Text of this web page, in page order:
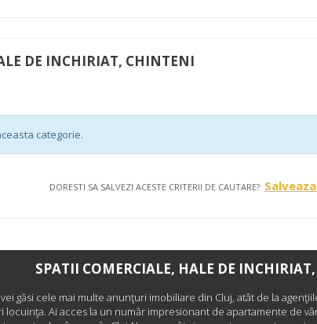
DE INCHIRIAT, CHINTENI
categorie.
DORESTI SA SALVEZI ACESTE CRITERII DE CAUTARE?
SPATII COMERCIALE, HALE DE
găsi cele mai multe anunţuri imobiliare din Cluj, atât de la
locuinţa. Ai acces la un număr impresionant de apartamente de